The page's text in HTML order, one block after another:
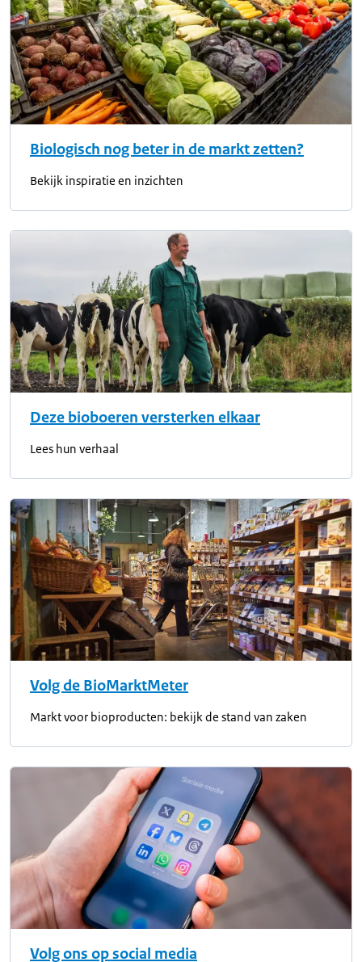
Biologisch nog beter in de markt zetten?
Bekijk inspiratie en inzichten
Deze bioboeren versterken elkaar
Lees hun verhaal
Volg de BioMarktMeter
Markt voor bioproducten: bekijk de stand van zaken
Volg ons op social media